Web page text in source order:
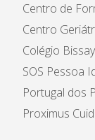
Centro de
Centro
Colégio
SOS Pessoa
Portugal dos
Proximus